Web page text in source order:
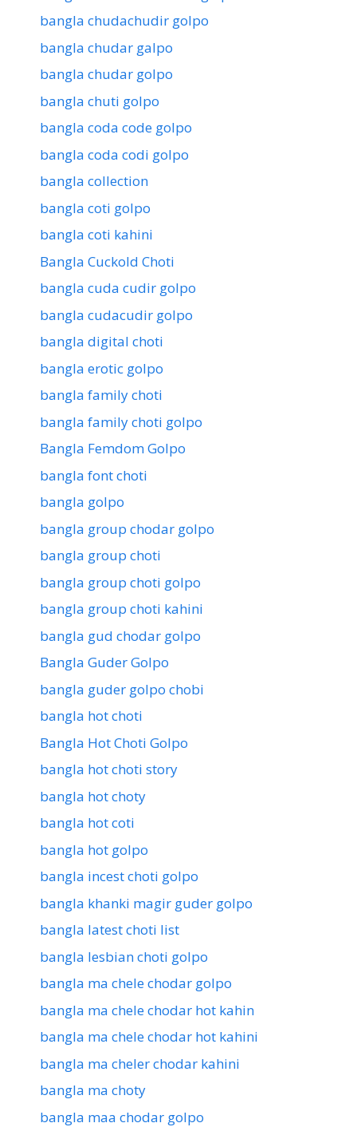
bangla chudachudir golpo
bangla chudar galpo
bangla chudar golpo
bangla chuti golpo
bangla coda code golpo
bangla coda codi golpo
bangla collection
bangla coti golpo
bangla coti kahini
Bangla Cuckold Choti
bangla cuda cudir golpo
bangla cudacudir golpo
bangla digital choti
bangla erotic golpo
bangla family choti
bangla family choti golpo
Bangla Femdom Golpo
bangla font choti
bangla golpo
bangla group chodar golpo
bangla group choti
bangla group choti golpo
bangla group choti kahini
bangla gud chodar golpo
Bangla Guder Golpo
bangla guder golpo chobi
bangla hot choti
Bangla Hot Choti Golpo
bangla hot choti story
bangla hot choty
bangla hot coti
bangla hot golpo
bangla incest choti golpo
bangla khanki magir guder golpo
bangla latest choti list
bangla lesbian choti golpo
bangla ma chele chodar golpo
bangla ma chele chodar hot kahin
bangla ma chele chodar hot kahini
bangla ma cheler chodar kahini
bangla ma choty
bangla maa chodar golpo